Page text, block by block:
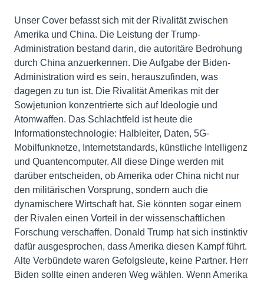
Unser Cover befasst sich mit der Rivalität zwischen
Amerika und China. Die Leistung der Trump-
Administration bestand darin, die autoritäre Bedrohung
durch China anzuerkennen. Die Aufgabe der Biden-
Administration wird es sein, herauszufinden, was
dagegen zu tun ist. Die Rivalität Amerikas mit der
Sowjetunion konzentrierte sich auf Ideologie und
Atomwaffen. Das Schlachtfeld ist heute die
Informationstechnologie: Halbleiter, Daten, 5G-
Mobilfunknetze, Internetstandards, künstliche Intelligenz
und Quantencomputer. All diese Dinge werden mit
darüber entscheiden, ob Amerika oder China nicht nur
den militärischen Vorsprung, sondern auch die
dynamischere Wirtschaft hat. Sie könnten sogar einem
der Rivalen einen Vorteil in der wissenschaftlichen
Forschung verschaffen. Donald Trump hat sich instinktiv
dafür ausgesprochen, dass Amerika diesen Kampf führt.
Alte Verbündete waren Gefolgsleute, keine Partner. Herr
Biden sollte einen anderen Weg wählen. Wenn Amerika